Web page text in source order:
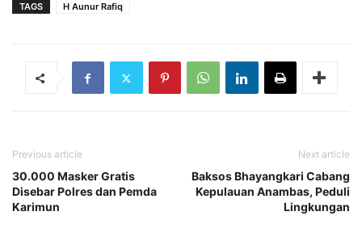
TAGS H Aunur Rafiq
Previous article
30.000 Masker Gratis
Disebar Polres dan Pemda
Karimun
Next article
Baksos Bhayangkari Cabang
Kepulauan Anambas, Peduli
Lingkungan